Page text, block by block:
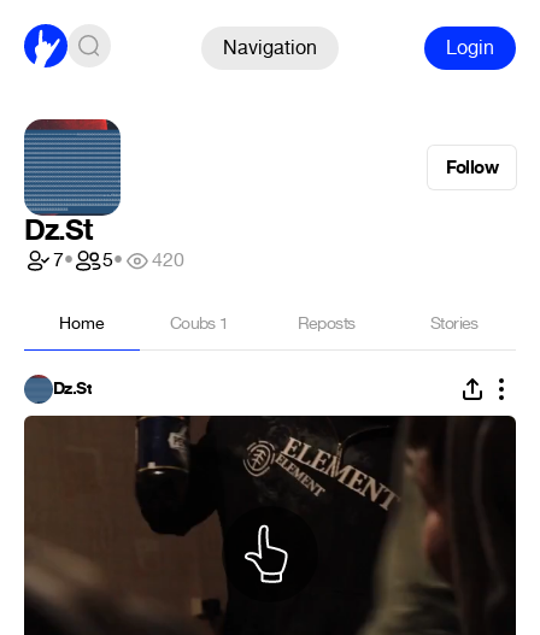
Navigation Login
Follow
Dz.St
7• 5• 420
Home Coubs 1 Reposts Stories
Dz.St